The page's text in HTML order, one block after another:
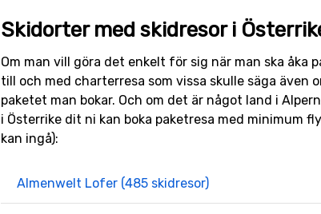
Skidorter med skidresor i
Om man vill göra det enkelt för sig när man ska åka
till och med charterresa som vissa skulle säga även
paketet man bokar. Och om det är något land i
i Österrike dit ni kan boka paketresa med
kan ingå):
Almenwelt Lofer (485 skidresor)